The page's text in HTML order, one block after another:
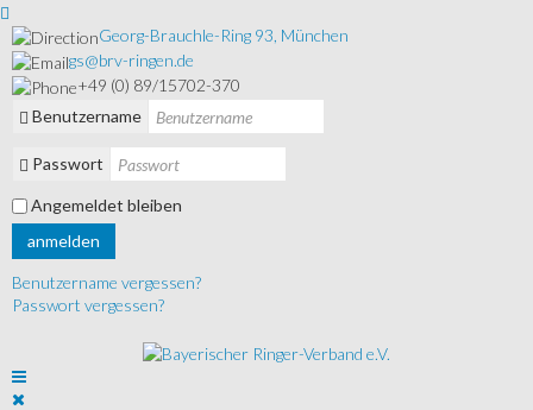
Georg-Brauchle-Ring 93, München
gs@brv-ringen.de
+49 (0) 89/15702-370
Benutzername
Passwort
Angemeldet bleiben
anmelden
Benutzername vergessen?
Passwort vergessen?